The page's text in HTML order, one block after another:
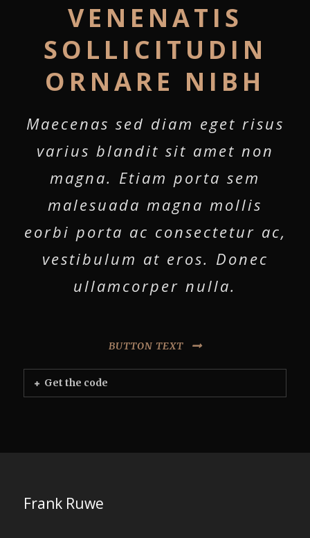
VENENATIS
SOLLICITUDIN
ORNARE NIBH
Maecenas sed diam eget risus
varius blandit sit amet non
magna. Etiam porta sem
malesuada magna mollis
eorbi porta ac consectetur ac,
vestibulum at eros. Donec
ullamcorper nulla.
BUTTON TEXT
Get the code
Frank Ruwe